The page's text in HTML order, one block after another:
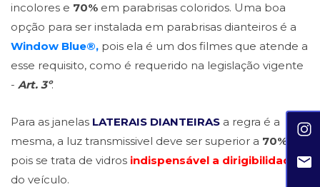
incolores e 70% em parabrisas coloridos. Uma boa
opção para ser instalada em parabrisas dianteiros é a
Window Blue®, pois ela é um dos filmes que atende a
esse requisito, como é requerido na legislação vigente
- Art. 3º.
Para as janelas LATERAIS DIANTEIRAS a regra é a
mesma, a luz transmissivel deve ser superior a 70%
pois se trata de vidros indispensável a dirigibilidade
do veículo.